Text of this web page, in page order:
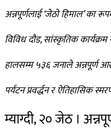
अन्नपूर्णलाई ‘जेठो हिमाल’ का
विविध दौड, सांस्कृतिक कार्यक्रम
हालसम्म ५३६ जनाले अन्नपूर्ण
पर्यटन प्रवर्द्धन र ऐतिहासिक
म्याग्दी, २० जेठ ।